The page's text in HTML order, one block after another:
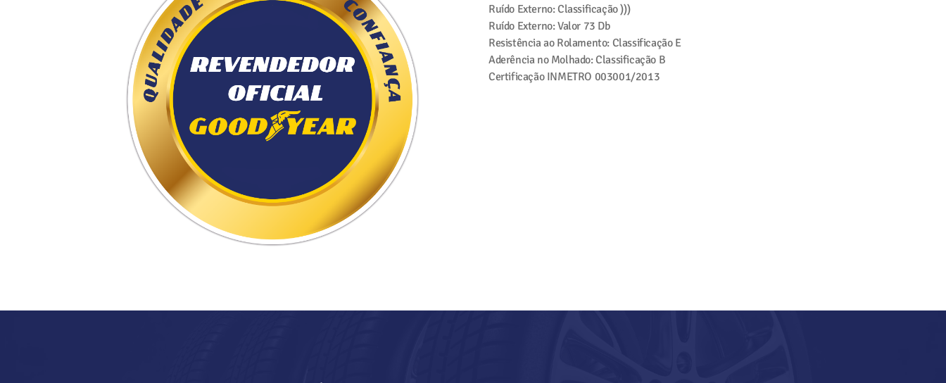
Ruído Externo: Classificação)))
Ruído Externo: Valor 73 Db
Resistência ao Rolamento: Classificação E
Aderência no Molhado: Classificação B
Certificação INMETRO 003001/2013